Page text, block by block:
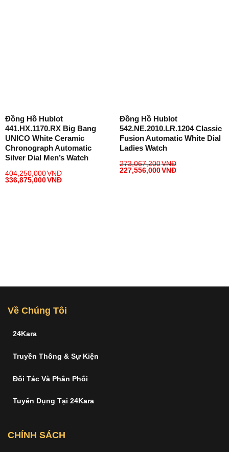
Đồng Hồ Hublot
441.HX.1170.RX Big Bang
UNICO White Ceramic
Chronograph Automatic
Silver Dial Men’s Watch
404,250,000VNĐ
336,875,000VNĐ
Đồng Hồ Hublot
542.NE.2010.LR.1204 Classic
Fusion Automatic White Dial
Ladies Watch
273,067,200VNĐ
227,556,000VNĐ
Về Chúng Tôi
24Kara
Truyền Thông & Sự Kiện
Đối Tác Và Phân Phối
Tuyển Dụng Tại 24Kara
CHÍNH SÁCH